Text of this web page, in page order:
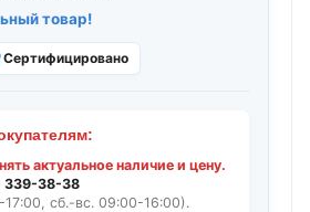
товар!
Сертифицировано
актуальное наличие и цену.
339-38-38
17:00, сб.-вс. 09:00-16:00).